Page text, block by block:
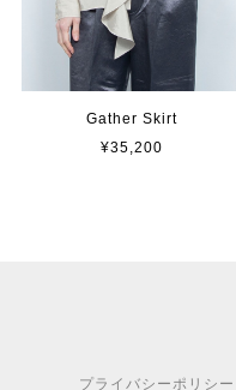
Gather Skirt
¥35,200
プライバシーポリシー